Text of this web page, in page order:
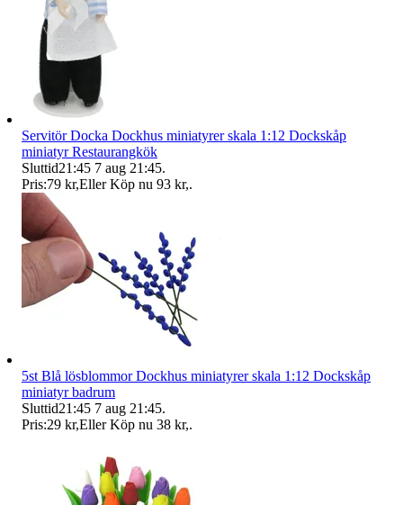
Servitör Docka Dockhus miniatyrer skala 1:12 Dockskåp
miniatyr Restaurangkök
Sluttid21:45 7 aug 21:45.
Pris:79 kr,Eller Köp nu 93 kr,.
5st Blå lösblommor Dockhus miniatyrer skala 1:12 Dockskåp
miniatyr badrum
Sluttid21:45 7 aug 21:45.
Pris:29 kr,Eller Köp nu 38 kr,.